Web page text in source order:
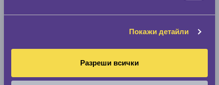
Покажи детайли
Разреши всички